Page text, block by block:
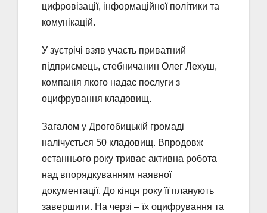
цифровізації, інформаційної політики та
комунікацій.
У зустрічі взяв участь приватний
підприємець, стебничанин Олег Лехуш,
компанія якого надає послуги з
оцифрування кладовищ.
Загалом у Дрогобицькій громаді
налічується 50 кладовищ. Впродовж
останнього року триває активна робота
над впорядкуванням наявної
документації. До кінця року її планують
завершити. На черзі – їх оцифрування та